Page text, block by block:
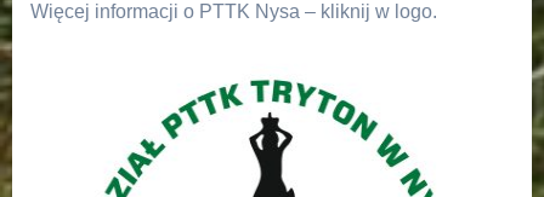
Więcej informacji o PTTK Nysa – kliknij w logo.